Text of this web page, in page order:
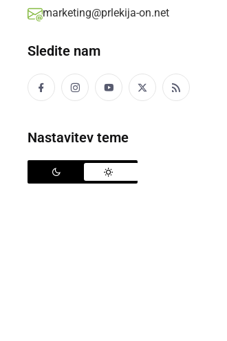
marketing@prlekija-on.net
Sledite nam
Nastavitev teme
KULTURA IN IZOBRAŽEVANJE
Plavček
pomaga
Učenci z
turistični produkt z
Prlekija-on.net,
kot svoj
Video: